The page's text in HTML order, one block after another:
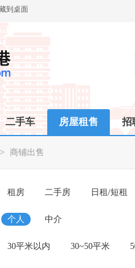
到桌面
二手车 房屋租售 招
> 商铺出售
租房 二手房 日租/短租
个人 中介
30平米以内 30~50平米